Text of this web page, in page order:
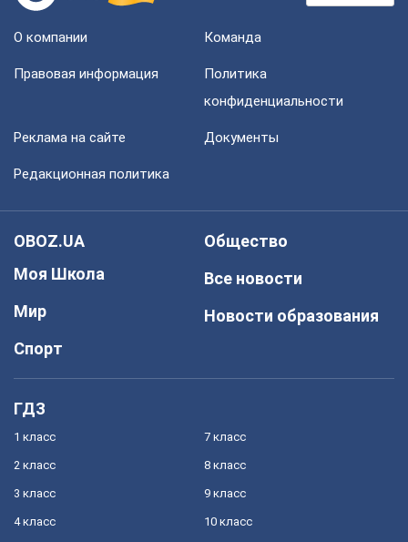
О компании Команда
Правовая информация
Политика
конфиденциальности
Реклама на сайте Документы
Редакционная политика
OBOZ.UA
Моя Школа
Мир
Спорт
Общество
Все новости
Новости образования
ГДЗ
1 класс
2 класс
3 класс
4 класс
7 класс
8 класс
9 класс
10 класс